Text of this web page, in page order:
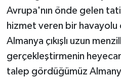
Avrupa'nın önde gelen
hizmet veren bir havayolu
Almanya çıkışlı uzun
gerçekleştirmenin
talep gördüğümüz